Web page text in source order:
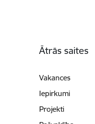
Ātrās saites
Vakances
Iepirkumi
Projekti